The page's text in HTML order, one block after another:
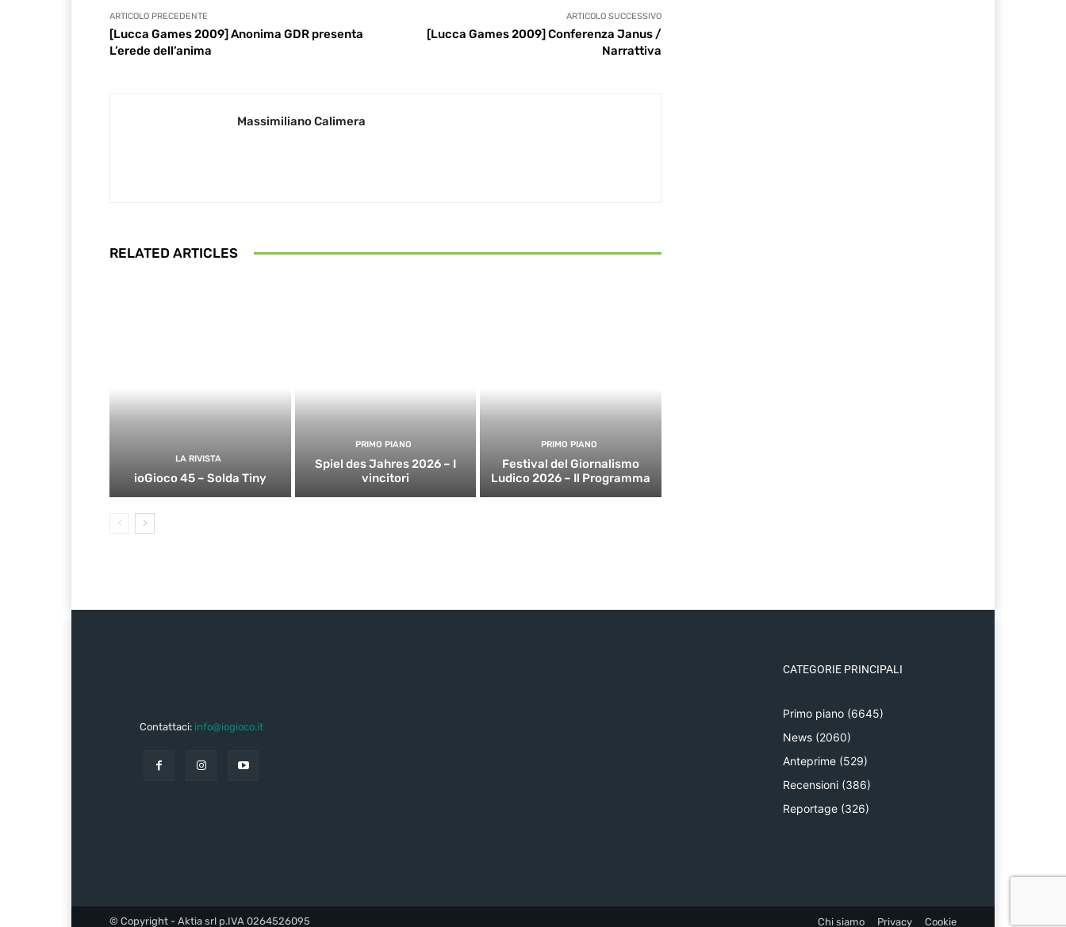
ARTICOLO PRECEDENTE
[Lucca Games 2009] Anonima GDR presenta
L’erede dell’anima
ARTICOLO SUCCESSIVO
[Lucca Games 2009] Conferenza Janus /
Narrattiva
Massimiliano Calimera
RELATED ARTICLES
LA RIVISTA
ioGioco 45 – Solda Tiny
PRIMO PIANO
Spiel des Jahres 2026 – I
vincitori
PRIMO PIANO
Festival del Giornalismo
Ludico 2026 – Il Programma
Contattaci: info@iogioco.it
CATEGORIE PRINCIPALI
Primo piano (6645)
News (2060)
Anteprime (529)
Recensioni (386)
Reportage (326)
© Copyright - Aktia srl p.IVA 0264526095 Chi siamo Privacy Cookie